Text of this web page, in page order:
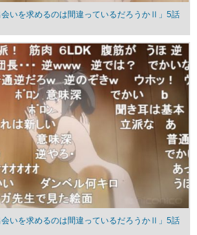
会いを求めるのは間違っているだろうかⅡ」5話
会いを求めるのは間違っているだろうかⅡ」5話